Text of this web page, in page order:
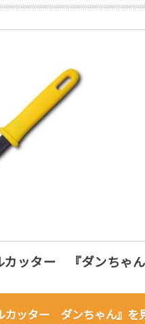
ッター 『ダンちゃん
カッター ダンちゃん』を